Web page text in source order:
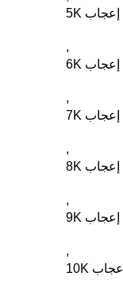
5K إعجاب
,
6K إعجاب
,
7K إعجاب
,
8K إعجاب
,
9K إعجاب
,
10K إعجاب